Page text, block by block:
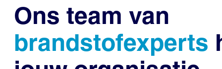
Ons team van
brandstofexperts